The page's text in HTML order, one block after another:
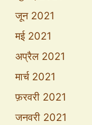
जून 2021
मई 2021
अप्रैल 2021
मार्च 2021
फ़रवरी 2021
जनवरी 2021